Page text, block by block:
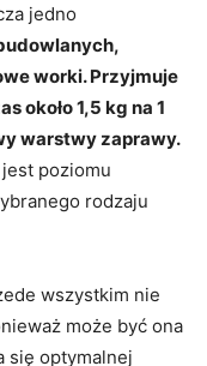
jedno
worki. Przyjmuje
około 1,5 kg na 1
warstwy zaprawy.
poziomu
rodzaju
wszystkim nie
może być ona
się optymalnej